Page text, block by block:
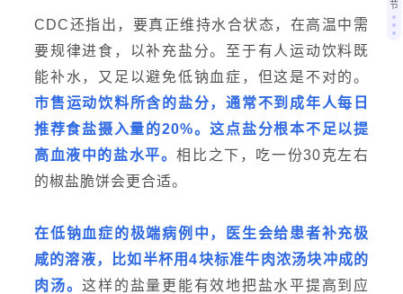
CDC还指出，要真正维持水合状态，在高温中需
要规律进食，以补充盐分。至于有人 运动饮料 既
能补水，又足以避免低钠血症，但这是不对的。
市售运动饮料所含的盐分，通常不到成年人每日
推荐食盐摄入量的20%。这点盐分根本不足以提
高血液中的盐水平。相比之下，吃一份30克左右
的椒盐脆饼会更合适。
在低钠血症的极端病例中，医生会给患者补充极
咸的溶液，比如半杯用4块标准牛肉浓汤块冲成的
肉汤。这样的盐量更能有效地把盐水平提高到应
节